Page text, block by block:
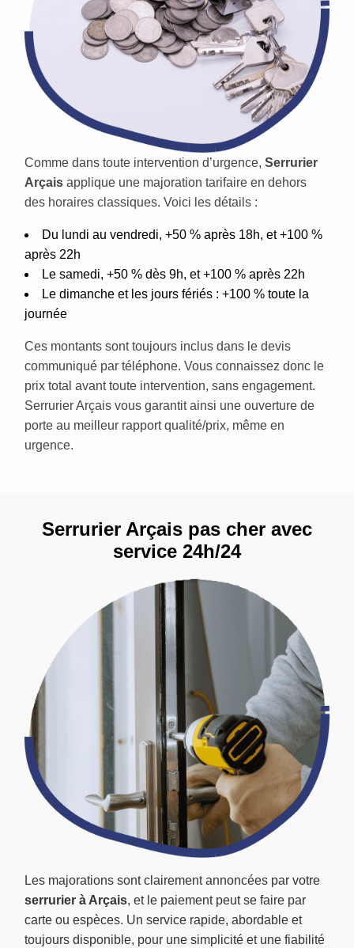
Comme dans toute intervention d’urgence, Serrurier
Arçais applique une majoration tarifaire en dehors
des horaires classiques. Voici les détails :
Du lundi au vendredi, +50 % après 18h, et +100 %
après 22h
Le samedi, +50 % dès 9h, et +100 % après 22h
Le dimanche et les jours fériés : +100 % toute la
journée
Ces montants sont toujours inclus dans le devis
communiqué par téléphone. Vous connaissez donc le
prix total avant toute intervention, sans engagement.
Serrurier Arçais vous garantit ainsi une ouverture de
porte au meilleur rapport qualité/prix, même en
urgence.
Les majorations sont clairement annoncées par votre
serrurier à Arçais, et le paiement peut se faire par
carte ou espèces. Un service rapide, abordable et
toujours disponible, pour une simplicité et une fiabilité
Serrurier Arçais pas cher avec
service 24h/24